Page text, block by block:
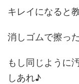
キレイになると
消しゴムで擦っ
もし同じように
しあれ♪